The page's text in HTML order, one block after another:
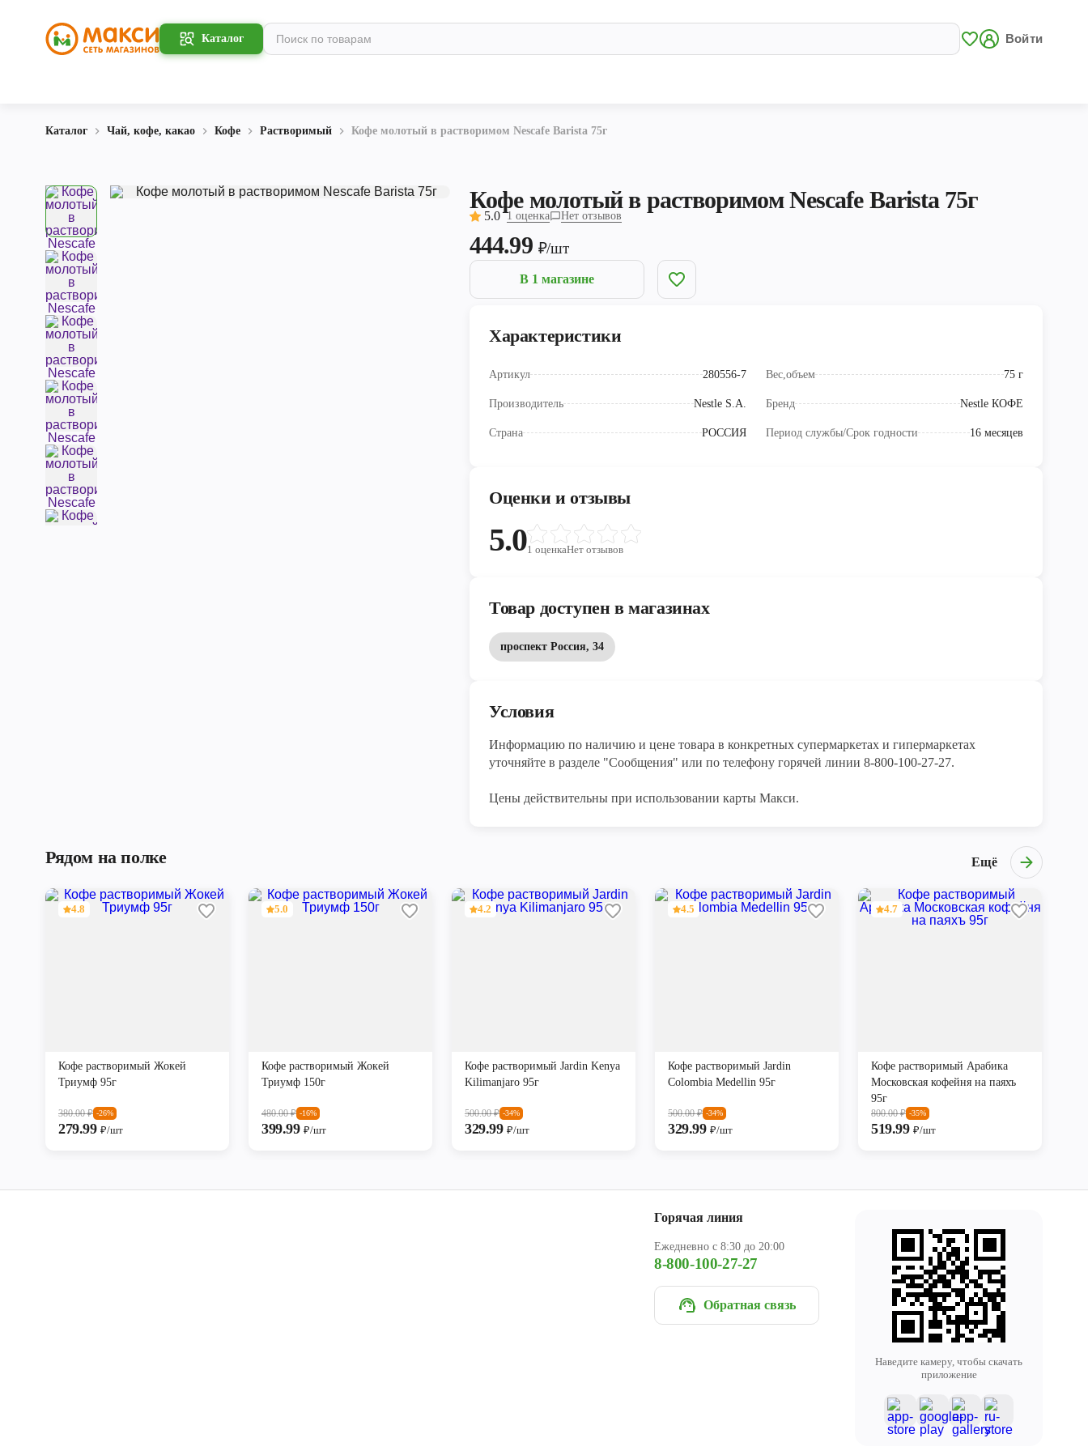
Каталог Войти
Каталог Чай, кофе, какао Кофе Растворимый Кофе молотый в растворимом Nescafe Barista 75г
Кофе молотый в растворимом Nescafe Barista 75г
5.0 1 оценка Нет отзывов
444.99 ₽/шт
В 1 магазине
Характеристики
Артикул 280556-7 Вес,объем 75 г
Производитель Nestle S.A. Бренд Nestle КОФЕ
Страна РОССИЯ Период службы/Срок годности 16 месяцев
Оценки и отзывы
5.01 оценкаНет отзывов
Товар доступен в магазинах
проспект Россия, 34
Условия
Информацию по наличию и цене товара в конкретных супермаркетах и гипермаркетах
уточняйте в разделе "Сообщения" или по телефону горячей линии 8-800-100-27-27.
Цены действительны при использовании карты Макси.
Рядом на полке Ещё
4.8
Кофе растворимый Жокей
Триумф 95г
380.00₽ -26%
279.99₽/шт
5.0
Кофе растворимый Жокей
Триумф 150г
480.00₽ -16%
399.99₽/шт
4.2
Кофе растворимый Jardin Kenya
Kilimanjaro 95г
500.00₽ -34%
329.99₽/шт
4.5
Кофе растворимый Jardin
Colombia Medellin 95г
500.00₽ -34%
329.99₽/шт
4.7
Кофе растворимый Арабика
Московская кофейня на паяхъ
95г
800.00₽ -35%
519.99₽/шт
Горячая линия
Ежедневно с 8:30 до 20:00
8-800-100-27-27
Обратная связь
Наведите камеру, чтобы скачать
приложение